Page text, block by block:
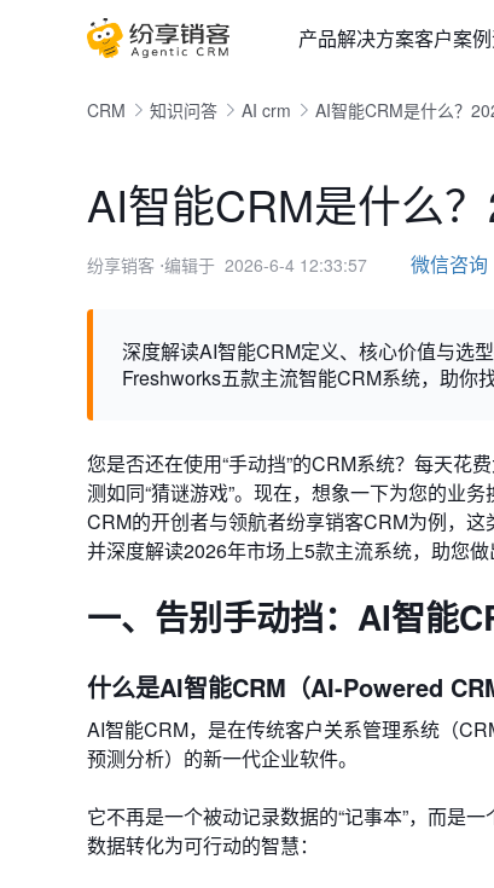
产品解决方案客户案例
CRM 知识问答 AI crm AI智能CRM是什么？
AI智能CRM是什么
纷享销客 ⋅编辑于 2026-6-4 12:33:57 微信咨询
深度解读AI智能CRM定义、核心价值与选
Freshworks五款主流智能CRM系统，助你
您是否还在使用“手动挡”的CRM系统？每天花
测如同“猜谜游戏”。现在，想象一下为您的业
CRM的开创者与领航者纷享销客CRM为例，
并深度解读2026年市场上5款主流系统，助您做
一、告别手动挡：AI智能
什么是AI智能CRM（AI-Powered
AI智能CRM，是在传统客户关系管理系统（
预测分析）的新一代企业软件。
它不再是一个被动记录数据的“记事本”，而是
数据转化为可行动的智慧：